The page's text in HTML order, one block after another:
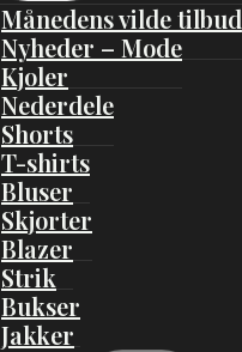
Månedens vilde tilbud
Nyheder – Mode
Kjoler
Nederdele
Shorts
T-shirts
Bluser
Skjorter
Blazer
Strik
Bukser
Jakker